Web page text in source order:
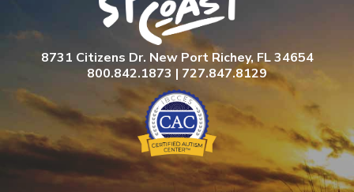
8731 Citizens Dr. New Port Richey, FL 34654
800.842.1873 | 727.847.8129